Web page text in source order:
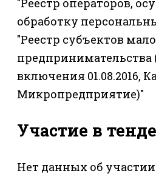
обработку
"Реестр субъектов
предпринимательства
включения 01.08.2016,
Микропредприятие)"
Участие в
Нет данных об участии